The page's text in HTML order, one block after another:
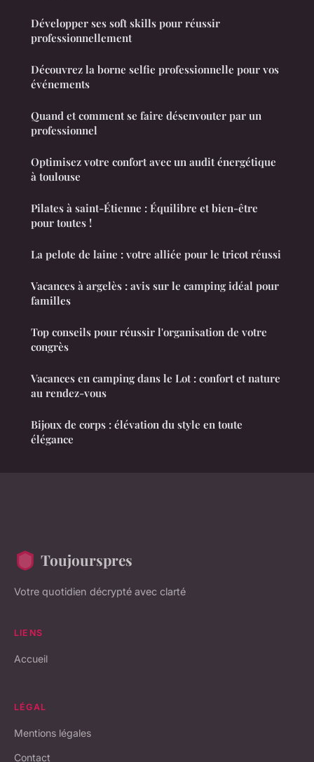
Développer ses soft skills pour réussir
professionnellement
Découvrez la borne selfie professionnelle pour vos
événements
Quand et comment se faire désenvouter par un
professionnel
Optimisez votre confort avec un audit énergétique
à toulouse
Pilates à saint-Étienne : Équilibre et bien-être
pour toutes !
La pelote de laine : votre alliée pour le tricot réussi
Vacances à argelès : avis sur le camping idéal pour
familles
Top conseils pour réussir l'organisation de votre
congrès
Vacances en camping dans le Lot : confort et nature
au rendez-vous
Bijoux de corps : élévation du style en toute
élégance
Toujourspres
Votre quotidien décrypté avec clarté
LIENS
Accueil
LÉGAL
Mentions légales
Contact